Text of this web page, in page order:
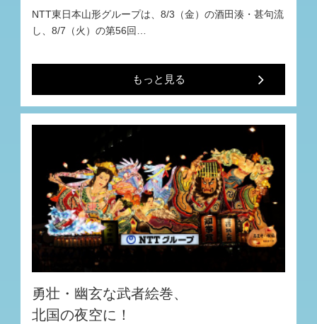
NTT東日本山形グループは、8/3（金）の酒田湊・甚句流
し、8/7（火）の第56回…
もっと見る
勇壮・幽玄な武者絵巻、
北国の夜空に！